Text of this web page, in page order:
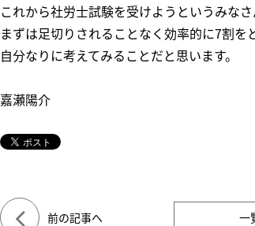
これから社労士試験を受けようというみなさ
まずは足切りされることなく効率的に7割を
自分なりに考えてみることだと思います。
嘉瀬陽介
前の記事へ 一